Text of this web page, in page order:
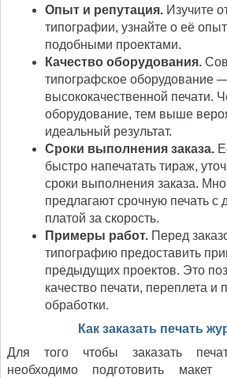
Опыт и репутация. Изучите
типографии, узнайте о её
подобными проектами.
Качество оборудования.
типографское оборудование
высококачественной печати.
оборудование, тем выше
идеальный результат.
Сроки выполнения заказа.
быстро напечатать тираж,
сроки выполнения заказа.
предлагают срочную печать с
платой за скорость.
Примеры работ. Перед
типографию предоставить
предыдущих проектов. Это
качество печати, переплета и
обработки.
Как заказать печать
Для того чтобы заказать
необходимо подготовить